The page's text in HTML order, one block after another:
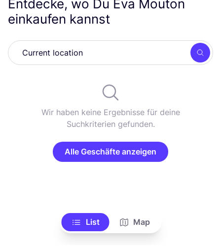
Entdecke, wo Du Eva Mouton
einkaufen kannst
Wir haben keine Ergebnisse für deine
Suchkriterien gefunden.
Alle Geschäfte anzeigen
List Map